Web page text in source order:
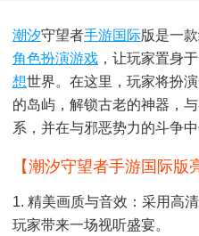
潮汐守望者手游国际版是一
角色扮演游戏 ，让玩家置身
想世界。在这里，玩家将扮
的岛屿，解锁古老的神器，
系，并在与邪恶势力的斗争
【潮汐守望者手游国际版
1. 精美画质与音效：采用高
玩家带来一场视听盛宴。